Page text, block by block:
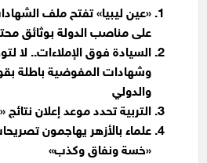
«عين ليبيا» تفتح ملف
على مناصب الدولة بوثائق
السيادة فوق الإملاءات.. لا
وشهادات المفوضية باطلة
والدولي
التربية تحدد موعد إعلان نتائج
علماء بالأزهر يهاجمون
«خسة ونفاق وكذب»